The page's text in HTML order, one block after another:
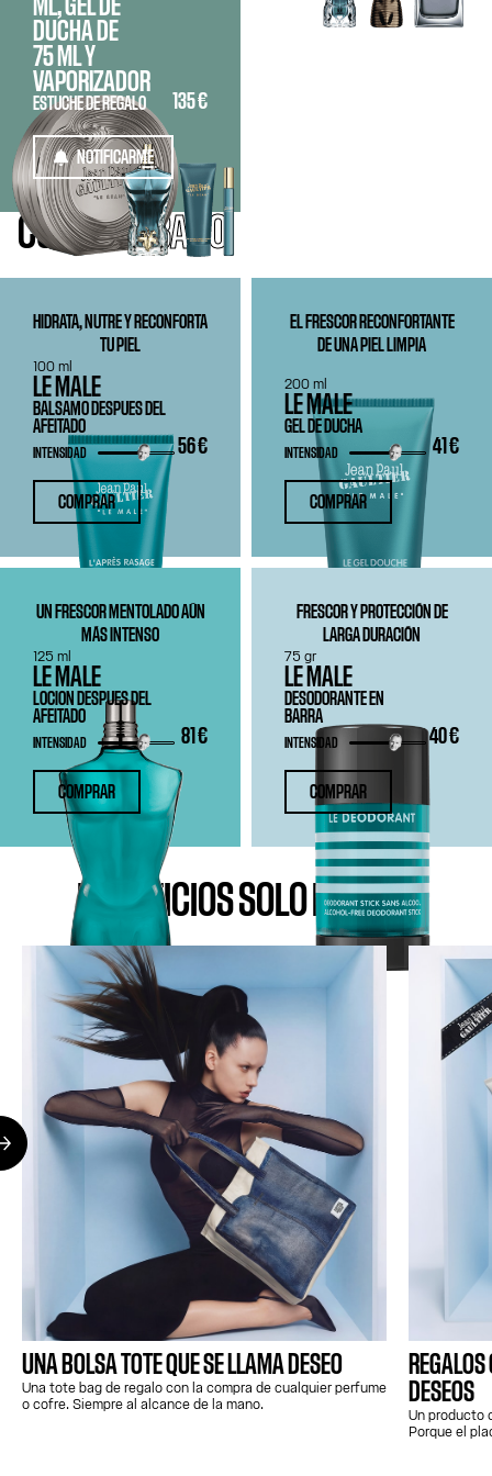
ML, GEL DE
DUCHA DE
75 MLY
VAPORIZADOR
ESTUCHE DE REGALO 135 €
NOTIFICARME
CUERPOY BAÑO
HIDRATA, NUTRE Y RECONFORTA
TU PIEL
LE MALE
BALSAMO DESPUES DEL
AFEITADO
56 €
INTENSIDAD
100 ml
COMPRAR
EL FRESCOR RECONFORTANTE
DE UNA PIEL LIMPIA
LE MALE
GEL DE DUCHA
41 €
INTENSIDAD
200 ml
COMPRAR
UN FRESCOR MENTOLADO AÚN
MÁS INTENSO
LE MALE
LOCION DESPUES DEL
AFEITADO
81 €
INTENSIDAD
125 ml
COMPRAR
FRESCOR Y PROTECCIÓN DE
LARGA DURACIÓN
LE MALE
DESODORANTE EN
BARRA
40 €
INTENSIDAD
75 gr
COMPRAR
BENEFICIOS SOLO PARA TI
UNA BOLSA TOTE QUE SE LLAMA DESEO
Una tote bag de regalo con la compra de cualquier perfume
o cofre. Siempre al alcance de la mano.
DESEOS
Un producto
Porque el